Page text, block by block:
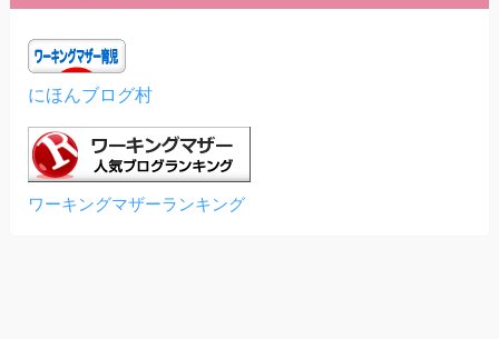
にほんブログ村
ワーキングマザーランキング